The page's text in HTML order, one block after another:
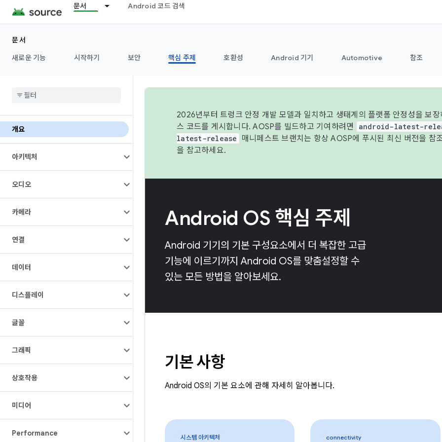
문서 Android 코드 검색
문서
새로운 기능
시작하기 보안 핵심 주제 호환성 Android 기기 Automotive 참조
개요
아키텍처
오디오
카메라
연결
데이터
디스플레이
글꼴
그래픽
상호작용
미디어
Performance
2026년부터 트렁크 안정 개발 모델과 일치하고 생태계의 플랫폼 안정성을 보
스 코드를 게시합니다. AOSP를 빌드하고 기여하려면
android-latest-
latest-release
매니페스트 브랜치는 항상 AOSP에 푸시된 최신 버전을 참
을 참고하세요.
Android OS 핵심 주제
Android 기기의 기본 구성요소에서 더 복잡한 고급
기능에 이르기까지 Android OS를 맞춤설정할 수
있는 모든 방법을 알아보세요.
기본 사항
Android OS의 기본 요소에 관해 자세히 알아봅니다.
시스템 아키텍처 connectivity